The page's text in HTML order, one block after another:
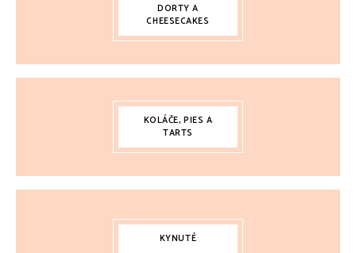
DORTY A
CHEESECAKES
KOLÁČE, PIES A
TARTS
KYNUTÉ